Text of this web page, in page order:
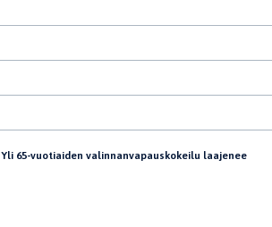
Yli 65-vuotiaiden valinnanvapauskokeilu laajenee